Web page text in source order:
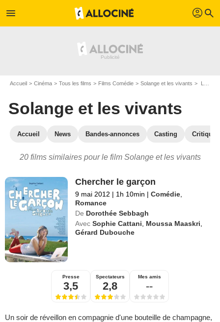
menu profil search
Accueil Cinéma Tous les films Films Comédie Solange et les vivants Les films similaires à "Solange et les vivants"
Solange et les vivants
Accueil News Bandes-annonces Casting
20 films similaires pour le film Solange et les vivants
Chercher le garçon
9 mai 2012 | 1h 10min | Comédie
Romance
De Dorothée Sebbagh
Avec Sophie Cattani Moussa Maaskri
Gérard Dubouche
Presse
3,5
Spectateurs
2,8
Mes amis
--
Un soir de réveillon en compagnie d'une bouteille de champagne,